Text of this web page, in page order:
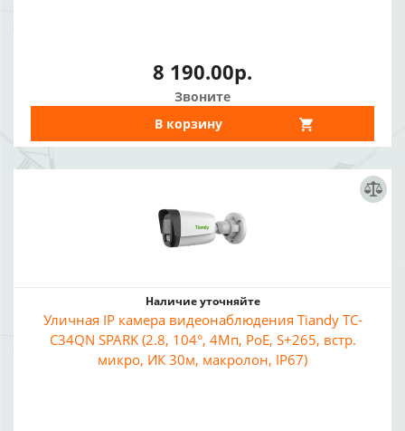
8 190.00р.
Звоните
В корзину
Наличие уточняйте
Уличная IP камера видеонаблюдения Tiandy TC-
C34QN SPARK (2.8, 104°, 4Мп, PoE, S+265, встр.
микро, ИК 30м, макролон, IP67)